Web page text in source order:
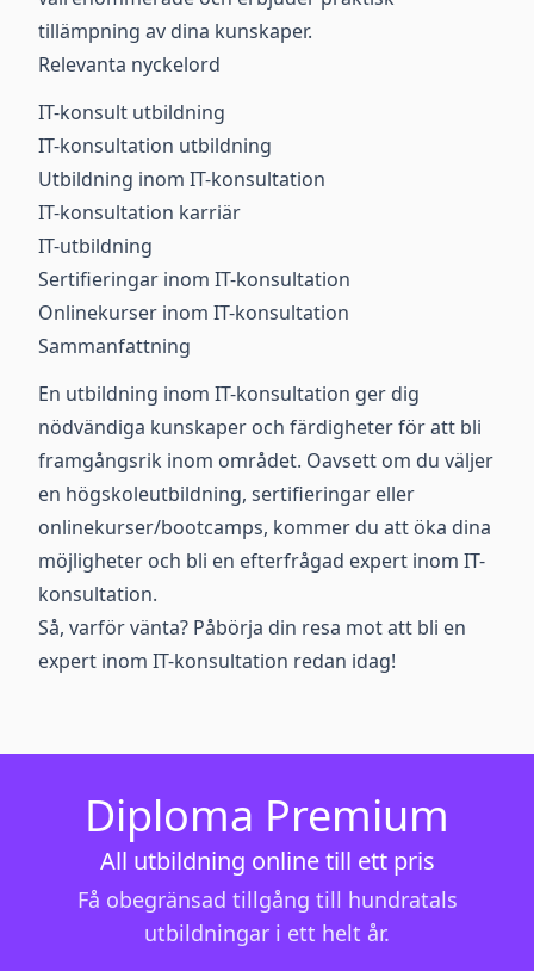
tillämpning av dina kunskaper.
Relevanta nyckelord
IT-konsult utbildning
IT-konsultation utbildning
Utbildning inom IT-konsultation
IT-konsultation karriär
IT-utbildning
Sertifieringar inom IT-konsultation
Onlinekurser inom IT-konsultation
Sammanfattning
En utbildning inom IT-konsultation ger dig
nödvändiga kunskaper och färdigheter för att bli
framgångsrik inom området. Oavsett om du väljer
en högskoleutbildning, sertifieringar eller
onlinekurser/bootcamps, kommer du att öka dina
möjligheter och bli en efterfrågad expert inom IT-
konsultation.
Så, varför vänta? Påbörja din resa mot att bli en
expert inom IT-konsultation redan idag!
Diploma Premium
All utbildning online till ett pris
Få obegränsad tillgång till hundratals
utbildningar i ett helt år.